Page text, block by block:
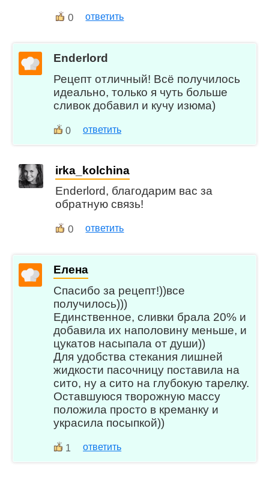
0 ответить
Enderlord
Рецепт отличный! Всё получилось
идеально, только я чуть больше
сливок добавил и кучу изюма)
0 ответить
irka_kolchina
Enderlord, благодарим вас за
обратную связь!
0 ответить
Елена
Спасибо за рецепт!))все
получилось)))
Единственное, сливки брала 20% и
добавила их наполовину меньше, и
цукатов насыпала от души))
Для удобства стекания лишней
жидкости пасочницу поставила на
сито, ну а сито на глубокую тарелку.
Оставшуюся творожную массу
положила просто в креманку и
украсила посыпкой))
1 ответить